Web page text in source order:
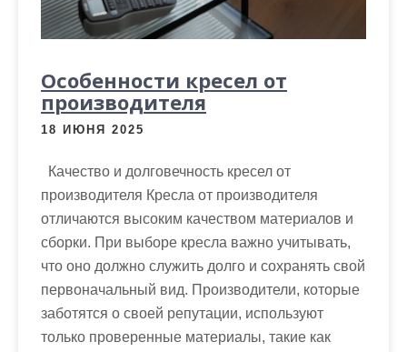
Особенности кресел от
производителя
18 ИЮНЯ 2025
Качество и долговечность кресел от
производителя Кресла от производителя
отличаются высоким качеством материалов и
сборки. При выборе кресла важно учитывать,
что оно должно служить долго и сохранять свой
первоначальный вид. Производители, которые
заботятся о своей репутации, используют
только проверенные материалы, такие как